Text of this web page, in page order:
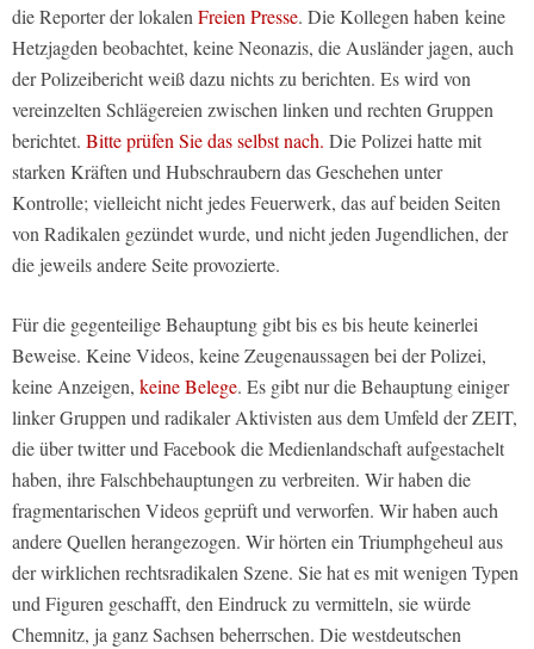
die Reporter der lokalenFreien Presse. Die Kollegen haben keine
Hetzjagden beobachtet, keine Neonazis, die Ausländer jagen, auch
der Polizeibericht weiß dazu nichts zu berichten. Es wird von
vereinzelten Schlägereien zwischen linken und rechten Gruppen
berichtet. Bitte prüfen Sie das selbst nach. Die Polizei hatte mit
starken Kräften und Hubschraubern das Geschehen unter
Kontrolle; vielleicht nicht jedes Feuerwerk, das auf beiden Seiten
von Radikalen gezündet wurde, und nicht jeden Jugendlichen, der
die jeweils andere Seite provozierte.
Für die gegenteilige Behauptung gibt bis es bis heute keinerlei
Beweise. Keine Videos, keine Zeugenaussagen bei der Polizei,
keine Anzeigen, keine Belege. Es gibt nur die Behauptung einiger
linker Gruppen und radikaler Aktivisten aus dem Umfeld der ZEIT,
die über twitter und Facebook die Medienlandschaft aufgestachelt
haben, ihre Falschbehauptungen zu verbreiten. Wir haben die
fragmentarischen Videos geprüft und verworfen. Wir haben auch
andere Quellen herangezogen. Wir hörten ein Triumphgeheul aus
der wirklichen rechtsradikalen Szene. Sie hat es mit wenigen Typen
und Figuren geschafft, den Eindruck zu vermitteln, sie würde
Chemnitz, ja ganz Sachsen beherrschen. Die westdeutschen